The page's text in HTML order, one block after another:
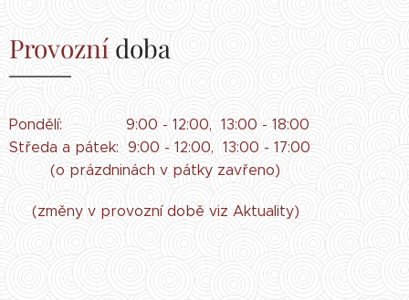
Provozní doba
Pondělí: 9:00 - 12:00, 13:00 - 18:00
Středa a pátek: 9:00 - 12:00, 13:00 - 17:00
(o prázdninách v pátky zavřeno)
(změny v provozní době viz Aktuality)